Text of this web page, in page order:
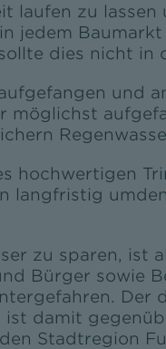
laufen zu
jedem
dies nicht
und
möglichst
hochwertigen
langfristig
zu sparen, ist
Bürger sowie
ist damit
Stadtregion